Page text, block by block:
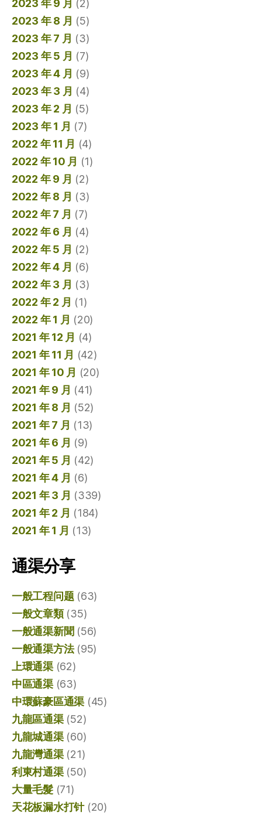
2023 年 9 月 (2)
2023 年 8 月 (5)
2023 年 7 月 (3)
2023 年 5 月 (7)
2023 年 4 月 (9)
2023 年 3 月 (4)
2023 年 2 月 (5)
2023 年 1 月 (7)
2022 年 11 月 (4)
2022 年 10 月 (1)
2022 年 9 月 (2)
2022 年 8 月 (3)
2022 年 7 月 (7)
2022 年 6 月 (4)
2022 年 5 月 (2)
2022 年 4 月 (6)
2022 年 3 月 (3)
2022 年 2 月 (1)
2022 年 1 月 (20)
2021 年 12 月 (4)
2021 年 11 月 (42)
2021 年 10 月 (20)
2021 年 9 月 (41)
2021 年 8 月 (52)
2021 年 7 月 (13)
2021 年 6 月 (9)
2021 年 5 月 (42)
2021 年 4 月 (6)
2021 年 3 月 (339)
2021 年 2 月 (184)
2021 年 1 月 (13)
通渠分享
一般工程问题(63)
一般文章類(35)
一般通渠新聞 (56)
一般通渠方法(95)
上環通渠(62)
中區通渠(63)
中環蘇豪區通渠 (45)
九龍區通渠(52)
九龍城通渠(60)
九龍灣通渠(21)
利東村通渠(50)
大量毛髮(71)
天花板漏水打针(20)